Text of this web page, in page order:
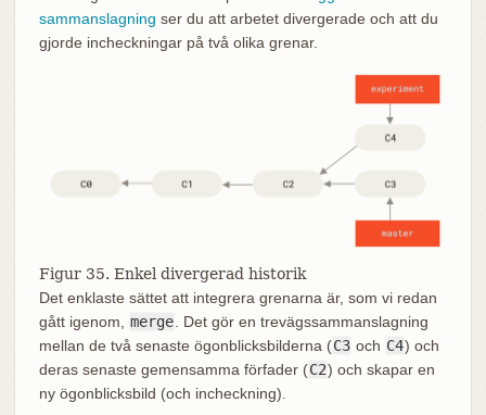
sammanslagning ser du att arbetet divergerade och att du
gjorde incheckningar på två olika grenar.
Figur 35. Enkel divergerad historik
Det enklaste sättet att integrera grenarna är, som vi redan
gått igenom, merge . Det gör en trevägssammanslagning
mellan de två senaste ögonblicksbilderna (C3 och C4) och
deras senaste gemensamma förfader (C2) och skapar en
ny ögonblicksbild (och incheckning).